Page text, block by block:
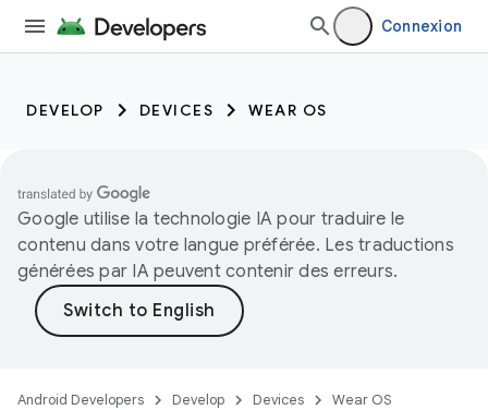
Connexion
DEVELOP DEVICES WEAR OS
Google utilise la technologie IA pour traduire le
contenu dans votre langue préférée. Les traductions
générées par IA peuvent contenir des erreurs.
Android Developers Develop Devices Wear OS